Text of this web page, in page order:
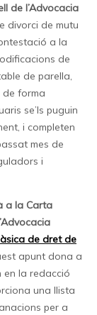
de l’Advocacia
divorci de mutu
a la
de
de parella,
de forma
se’ls puguin
i completen
mes de
i
a la Carta
de dret de
apunt dona a
en la redacció
una llista
per a